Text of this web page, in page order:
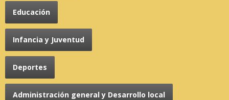
Educación
Infancia y Juventud
Deportes
Administración general y Desarrollo local